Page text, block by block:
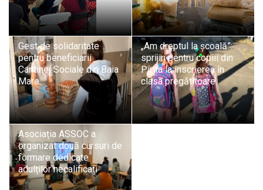
Gest de solidaritate
pentru beneficiarii
Cantinei Sociale din Baia
Mare
„Am dreptul la școală”:
sprijin pentru copiii din
Pirita la înscrierea în
clasa pregătitoare
Asociația ASSOC a
organizat două cursuri de
formare dedicate
adulților necalificați